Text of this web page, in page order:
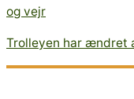
og vejr
Trolleyen har ændret